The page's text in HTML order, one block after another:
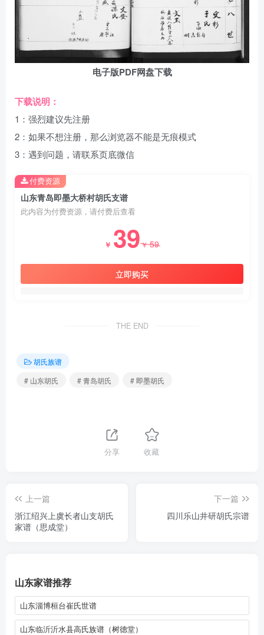
电子版PDF网盘下载
下载说明：
1：强烈建议先注册
2：如果不想注册，那么浏览器不能是无痕模式
3：遇到问题，请联系页底微信
山东青岛即墨大桥村胡氏支谱
此内容为付费资源，请付费后查看
￥ 39￥59
立即购买
付费资源
THE END
胡氏族谱
# 山东胡氏
# 青岛胡氏 # 即墨胡氏
分享 收藏
上一篇
浙江绍兴上虞长者山支胡氏
家谱（思成堂）
下一篇
四川乐山井研胡氏宗谱
山东家谱推荐
山东淄博桓台崔氏世谱
山东临沂沂水县高氏族谱（树德堂）